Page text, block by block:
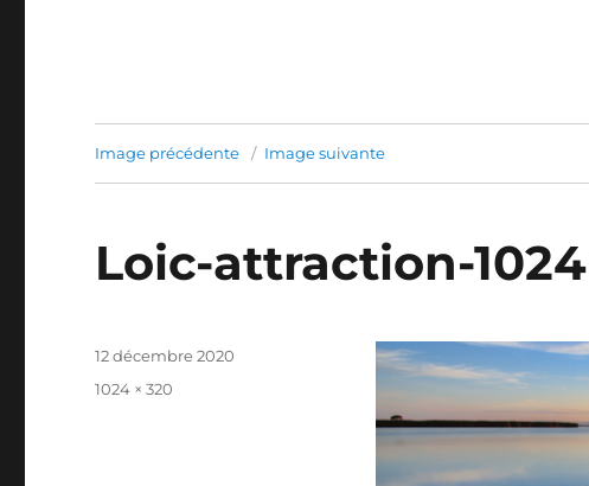
Image précédente Image suivante
Loic-attraction-
Publié
12 décembre 2020
Taille
1024 × 320